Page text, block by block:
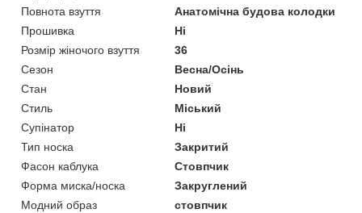
Повнота взуття
Анатомічна будова колодки
Прошивка
Ні
Розмір жіночого взуття
36
Сезон
Весна/Осінь
Стан
Новий
Стиль
Міський
Супінатор
Ні
Тип носка
Закритий
Фасон каблука
Стовпчик
Форма миска/носка
Закруглений
Модний образ
стовпчик